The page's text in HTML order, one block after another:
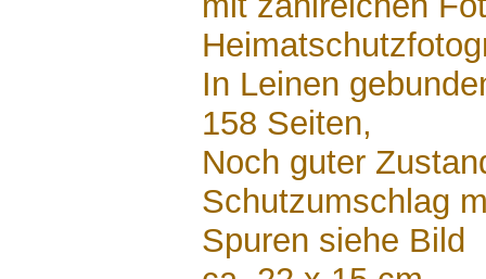
In Leinen
158 Seiten,
Noch guter
Schutzumschlag
Spuren siehe Bild